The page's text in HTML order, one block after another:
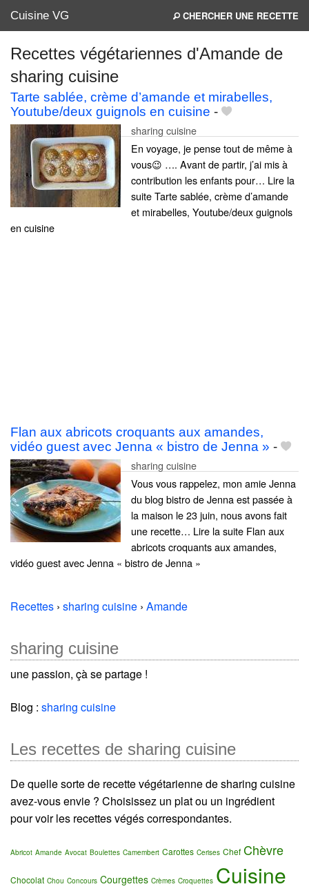
Cuisine VG CHERCHER UNE RECETTE
Mes blogs préférés
Recettes végétariennes d'Amande de
sharing cuisine
Tarte sablée, crème d’amande et mirabelles,
Youtube/deux guignols en cuisine -
sharing cuisine
En voyage, je pense tout de même à
vous😉 …. Avant de partir, j’ai mis à
contribution les enfants pour… Lire la
suite Tarte sablée, crème d’amande
et mirabelles, Youtube/deux guignols
en cuisine
Flan aux abricots croquants aux amandes,
vidéo guest avec Jenna « bistro de Jenna » -
sharing cuisine
Vous vous rappelez, mon amie Jenna
du blog bistro de Jenna est passée à
la maison le 23 juin, nous avons fait
une recette… Lire la suite Flan aux
abricots croquants aux amandes,
vidéo guest avec Jenna « bistro de Jenna »
Recettes › sharing cuisine › Amande
sharing cuisine
une passion, çà se partage !
Blog : sharing cuisine
Les recettes de sharing cuisine
De quelle sorte de recette végétarienne de sharing cuisine
avez-vous envie ? Choisissez un plat ou un ingrédient
pour voir les recettes végés correspondantes.
Abricot Amande Avocat Boulettes Camembert Carottes Cerises Chef Chèvre
Chocolat Chou Concours Courgettes Crèmes Croquettes Cuisine